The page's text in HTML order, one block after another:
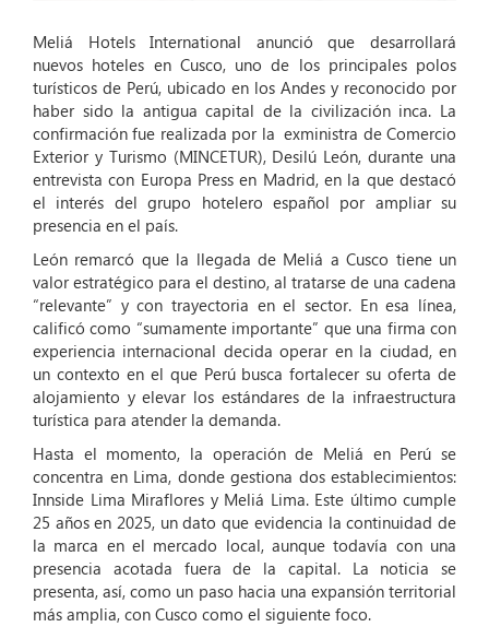
Meliá Hotels International anunció que desarrollará
nuevos hoteles en Cusco, uno de los principales polos
turísticos de Perú, ubicado en los Andes y reconocido por
haber sido la antigua capital de la civilización inca. La
confirmación fue realizada por la exministra de Comercio
Exterior y Turismo (MINCETUR), Desilú León, durante una
entrevista con Europa Press en Madrid, en la que destacó
el interés del grupo hotelero español por ampliar su
presencia en el país.
León remarcó que la llegada de Meliá a Cusco tiene un
valor estratégico para el destino, al tratarse de una cadena
“relevante” y con trayectoria en el sector. En esa línea,
calificó como “sumamente importante” que una firma con
experiencia internacional decida operar en la ciudad, en
un contexto en el que Perú busca fortalecer su oferta de
alojamiento y elevar los estándares de la infraestructura
turística para atender la demanda.
Hasta el momento, la operación de Meliá en Perú se
concentra en Lima, donde gestiona dos establecimientos:
Innside Lima Miraflores y Meliá Lima. Este último cumple
25 años en 2025, un dato que evidencia la continuidad de
la marca en el mercado local, aunque todavía con una
presencia acotada fuera de la capital. La noticia se
presenta, así, como un paso hacia una expansión territorial
más amplia, con Cusco como el siguiente foco.